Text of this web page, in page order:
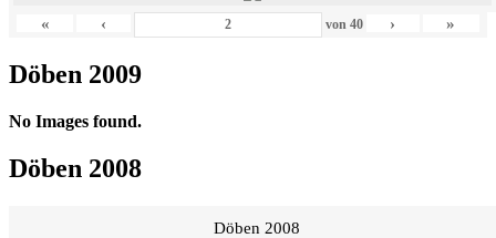
« ‹ von 40 › »
Döben 2009
No Images found.
Döben 2008
Döben 2008